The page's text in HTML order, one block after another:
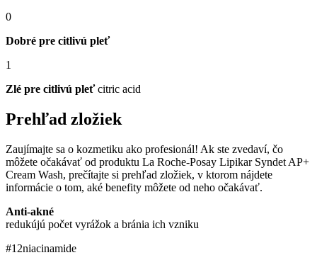
0
Dobré pre citlivú pleť
1
Zlé pre citlivú pleť citric acid
Prehľad zložiek
Zaujímajte sa o kozmetiku ako profesionál! Ak ste zvedaví, čo
môžete očakávať od produktu La Roche-Posay Lipikar Syndet AP+
Cream Wash, prečítajte si prehľad zložiek, v ktorom nájdete
informácie o tom, aké benefity môžete od neho očakávať.
Anti-akné
redukújú počet vyrážok a bránia ich vzniku
#12niacinamide